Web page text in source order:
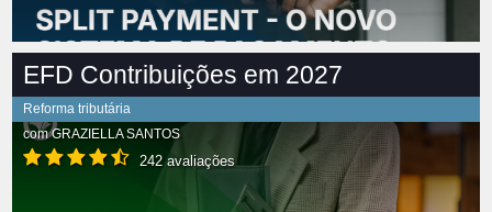
EFD Contribuições em 2027
Reforma tributária
comGRAZIELLA SANTOS
242 avaliações